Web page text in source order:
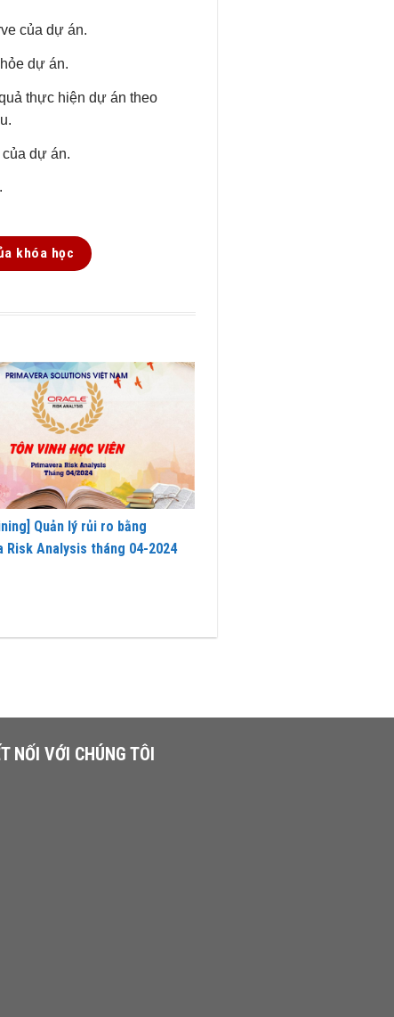
của dự án.
dự án.
thực hiện dự án theo
dự án.
khóa học
Quản lý rủi ro bằng
Risk Analysis tháng 04-2024
NỐI VỚI CHÚNG TÔI